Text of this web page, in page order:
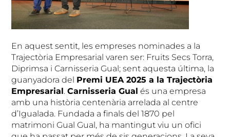
En aquest sentit, les empreses nominades a la
Trajectòria Empresarial varen ser: Fruits Secs Torra,
Diprimsa i Carnisseria Gual; sent aquesta última, la
guanyadora del Premi UEA 2025 a la Trajectòria
Empresarial.Carnisseria Gual és una empresa
amb una història centenària arrelada al centre
d’Igualada. Fundada a finals del 1870 pel
matrimoni Gual Gual, ha mantingut viu un ofici